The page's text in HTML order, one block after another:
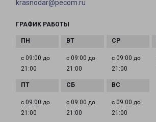
krasnodar@pecom.ru
ГРАФИК РАБОТЫ
с 09:00 до
21:00
с 09:00 до
21:00
с 09:00 до
21:00
с 09:00 до
21:00
с 09:00 до
21:00
с 09:00 до
21:00